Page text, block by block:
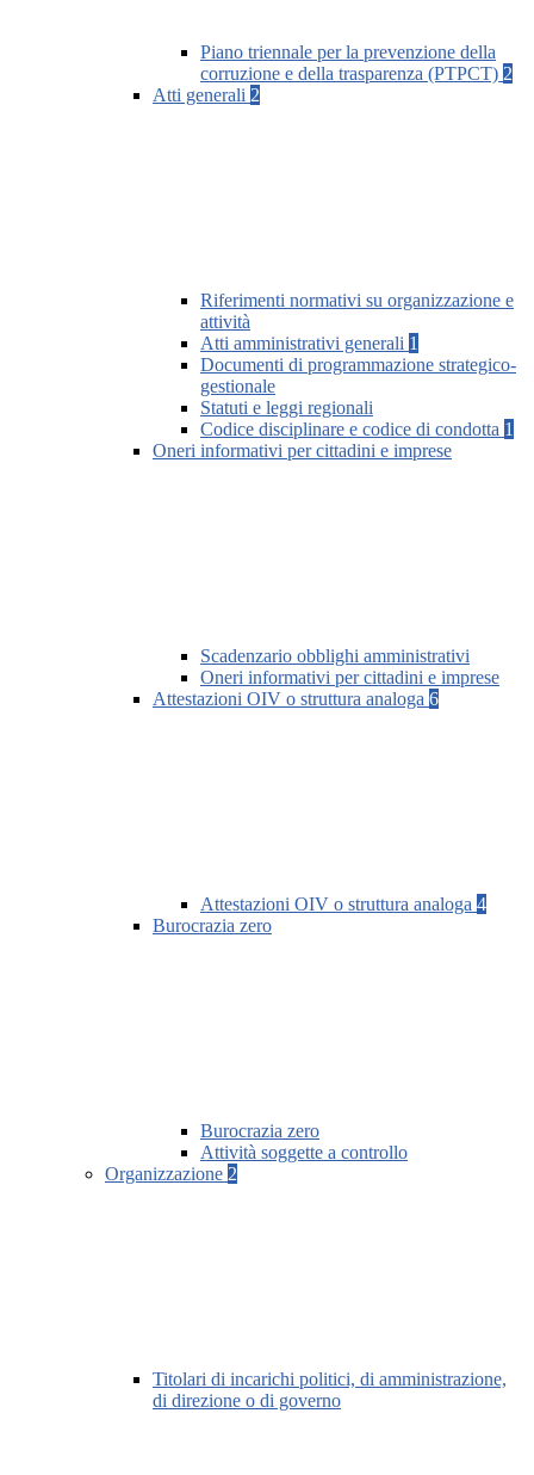
Piano triennale per la prevenzione della
corruzione e della trasparenza (PTPCT) 2
Atti generali 2
Riferimenti normativi su organizzazione e
attività
Atti amministrativi generali 1
Documenti di programmazione strategico-
gestionale
Statuti e leggi regionali
Codice disciplinare e codice di condotta 1
Oneri informativi per cittadini e imprese
Scadenzario obblighi amministrativi
Oneri informativi per cittadini e imprese
Attestazioni OIV o struttura analoga 6
Attestazioni OIV o struttura analoga 4
Burocrazia zero
Burocrazia zero
Attività soggette a controllo
Organizzazione 2
Titolari di incarichi politici, di amministrazione,
di direzione o di governo